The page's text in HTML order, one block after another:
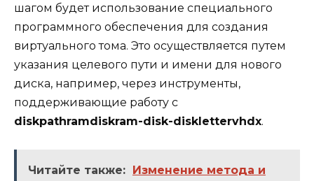
шагом будет использование специального
программного обеспечения для создания
виртуального тома. Это осуществляется путем
указания целевого пути и имени для нового
диска, например, через инструменты,
поддерживающие работу с
diskpathramdiskram-disk-disklettervhdx.
Читайте также: Изменение метода и